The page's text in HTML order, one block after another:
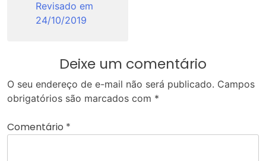
Revisado em
24/10/2019
Deixe um comentário
O seu endereço de e-mail não será publicado. Campos
obrigatórios são marcados com *
Comentário *